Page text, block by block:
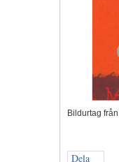
Bildurtag
Dela